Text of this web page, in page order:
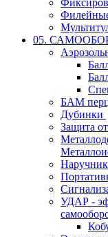
05.
БАМ
Дубинки
Защита
УДАР -